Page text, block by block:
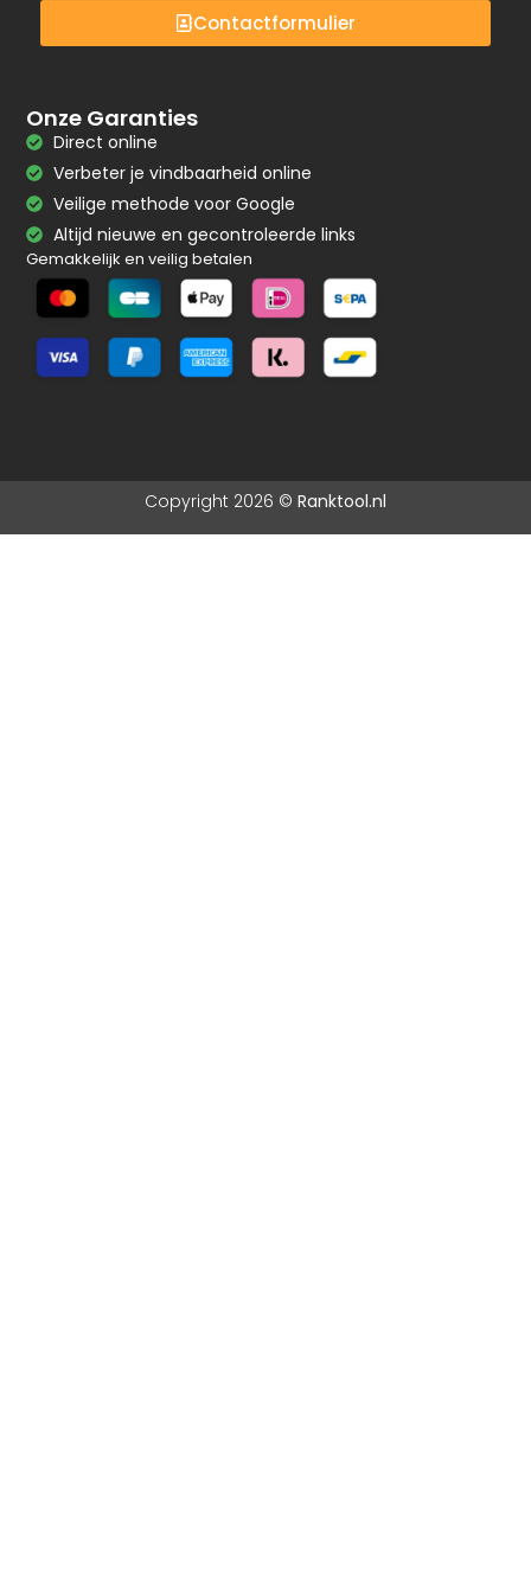
Contactformulier
Onze Garanties
Direct online
Verbeter je vindbaarheid online
Veilige methode voor Google
Altijd nieuwe en gecontroleerde links
Gemakkelijk en veilig betalen
Copyright 2026 © Ranktool.nl